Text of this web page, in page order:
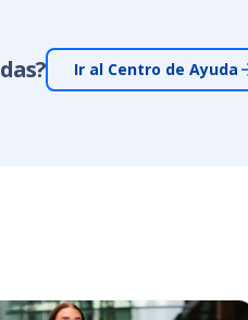
Ir al Centro de Ayuda